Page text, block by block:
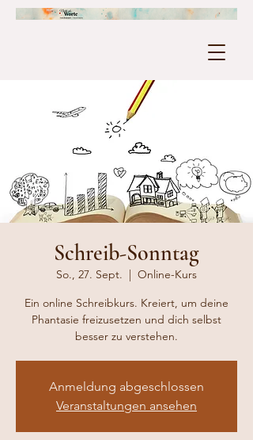
Schreib-Sonntag
So., 27. Sept.
  |
Online-Kurs
Ein online Schreibkurs. Kreiert, um deine
Phantasie freizusetzen und dich selbst
besser zu verstehen.
Anmeldung abgeschlossen
Veranstaltungen ansehen